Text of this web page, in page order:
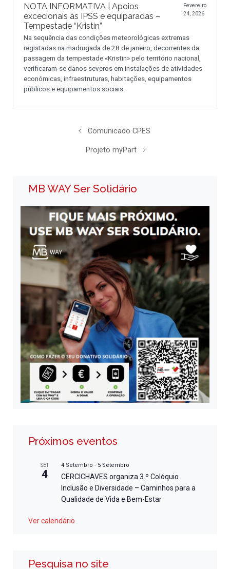
NOTA INFORMATIVA | Apoios
excecionais às IPSS e equiparadas –
Tempestade “Kristin”
Fevereiro
24, 2026
Na sequência das condições meteorológicas extremas
registadas na madrugada de 28 de janeiro, decorrentes da
passagem da tempestade «Kristin» pelo território nacional,
verificaram-se danos severos em instalações de atividades
económicas, infraestruturas, habitações, equipamentos
públicos e equipamentos sociais.
Comunicado CPES
Projeto myPart
MB WAY Ser Solidário
Próximos eventos
SET
4
4 Setembro - 5 Setembro
CERCICHAVES organiza 3.º Colóquio
Inclusão e Diversidade – Caminhos para a
Qualidade de Vida e Bem-Estar
Ver calendário
Pesquisa no site